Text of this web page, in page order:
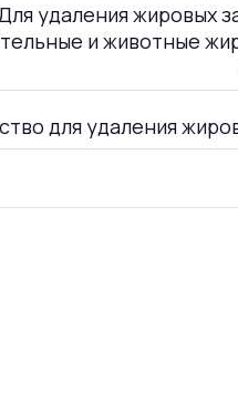
удаления жировых
и животные
для удаления